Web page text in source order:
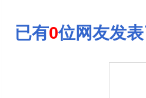
已有0位网友发